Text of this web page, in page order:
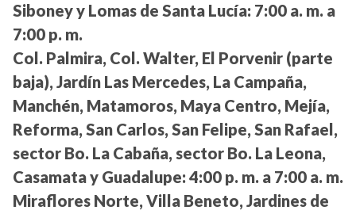
Siboney y Lomas de Santa Lucía: 7:00 a. m. a
7:00 p. m.
Col. Palmira, Col. Walter, El Porvenir (parte
baja), Jardín Las Mercedes, La Campaña,
Manchén, Matamoros, Maya Centro, Mejía,
Reforma, San Carlos, San Felipe, San Rafael,
sector Bo. La Cabaña, sector Bo. La Leona,
Casamata y Guadalupe: 4:00 p. m. a 7:00 a. m.
Miraflores Norte, Villa Beneto, Jardines de